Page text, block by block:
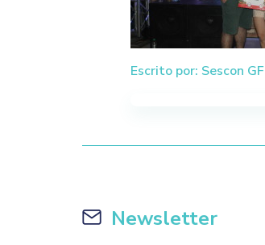
Escrito por: Sescon GF
Newsletter